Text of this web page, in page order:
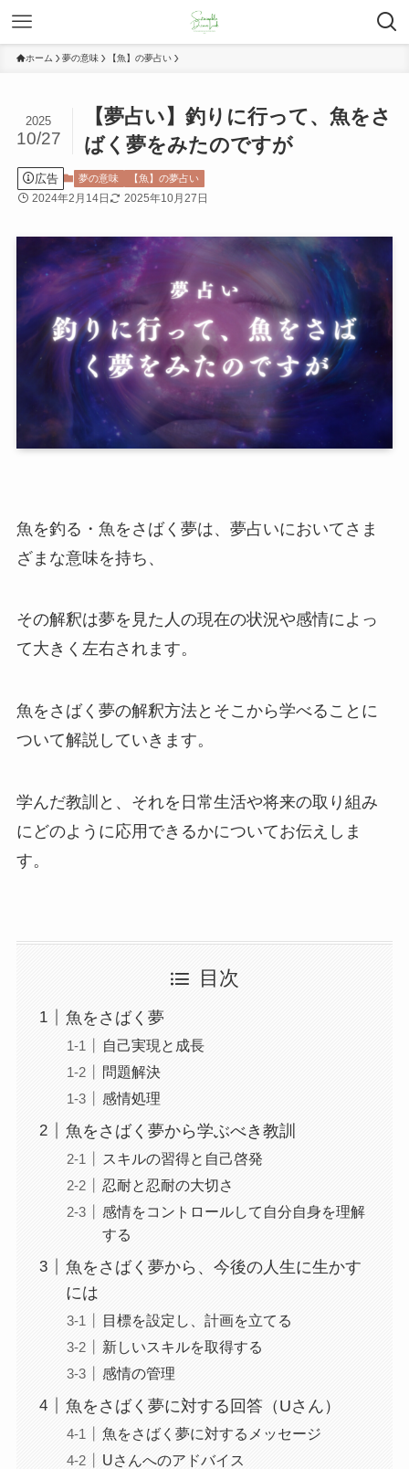
ホーム 夢の意味 【魚】の夢占い
【夢占い】釣りに行って、魚をさ
ばく夢をみたのですが
2025
10/27
広告 夢の意味 【魚】の夢占い
2024年2月14日 2025年10月27日
魚を釣る・魚をさばく夢は、夢占いにおいてさま
ざまな意味を持ち、
その解釈は夢を見た人の現在の状況や感情によっ
て大きく左右されます。
魚をさばく夢の解釈方法とそこから学べることに
ついて解説していきます。
学んだ教訓と、それを日常生活や将来の取り組み
にどのように応用できるかについてお伝えしま
す。
目次
魚をさばく夢
自己実現と成長
問題解決
感情処理
魚をさばく夢から学ぶべき教訓
スキルの習得と自己啓発
忍耐と忍耐の大切さ
感情をコントロールして自分自身を理解
する
魚をさばく夢から、今後の人生に生かす
には
目標を設定し、計画を立てる
新しいスキルを取得する
感情の管理
魚をさばく夢に対する回答（Uさん）
魚をさばく夢に対するメッセージ
Uさんへのアドバイス